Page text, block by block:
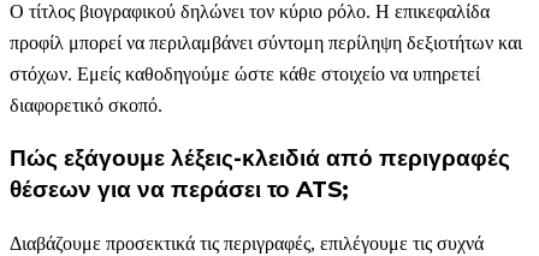
Ο τίτλος βιογραφικού δηλώνει τον κύριο ρόλο. Η επικεφαλίδα
προφίλ μπορεί να περιλαμβάνει σύντομη περίληψη δεξιοτήτων και
στόχων. Εμείς καθοδηγούμε ώστε κάθε στοιχείο να υπηρετεί
διαφορετικό σκοπό.
Πώς εξάγουμε λέξεις-κλειδιά από περιγραφές
θέσεων για να περάσει το ATS;
Διαβάζουμε προσεκτικά τις περιγραφές, επιλέγουμε τις συχνά